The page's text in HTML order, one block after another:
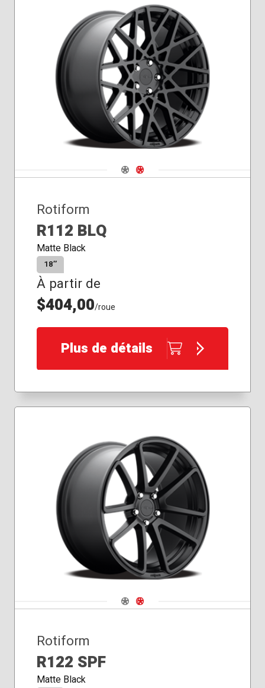
Navigate 1
Navigate 2
Rotiform
R112 BLQ
Matte Black
18″
À partir de
$404,00/roue
Plus de détails
Navigate 1
Navigate 2
Rotiform
R122 SPF
Matte Black